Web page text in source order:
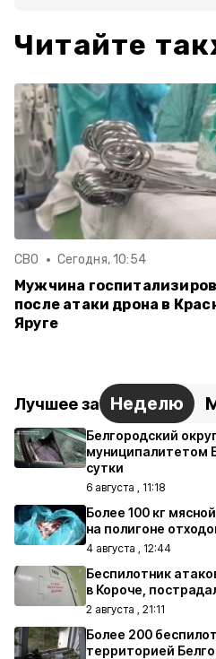
Читайте
СВО Сегодня, 10:54
Мужчина
после атаки дрона в
Яруге
Лучшее за Неделю
Белгородский
муниципалитетом
сутки
6 августа , 11:18
Более 100 кг
на полигоне
4 августа , 12:44
Беспилотник
в Короче,
2 августа , 21:11
Более 200
территорией